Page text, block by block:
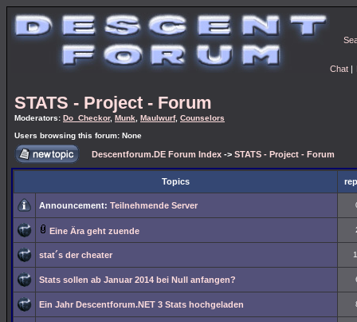
Chat |
STATS - Project - Forum
Moderators: Do_Checkor, Munk Maulwurf, Counselors
Users browsing this forum: None
Descentforum.DE Forum Index -> STATS - Project - Forum
Topics
Announcement: Teilnehmende Server
Eine Ära geht zuende
stat´s der cheater
Stats sollen ab Januar 2014 bei Null anfangen?
Ein Jahr Descentforum.NET 3 Stats hochgeladen